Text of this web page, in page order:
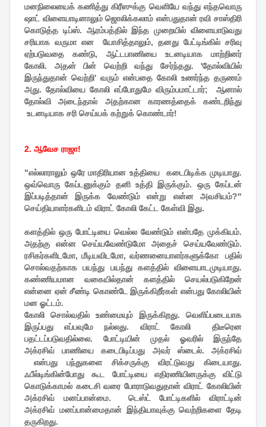
மனநிலையைக் கணித்து கிரீஸுக்கு வெளியே வந்து எந்தவொரு
ஷாட் விளையாடினாலும் ஜொலிக்கலாம் என்பதுதான் ரவி சாஸ்திரி
கொடுத்த டிப்ஸ். ஆரம்பத்தில் இந்த முறையில் விளையாடுவது
சரியாக வருமா என யோசித்தாலும், தனது பேட்டிங்கில் சரிவு
ஏற்படுவதை கண்டு, ஆட்டபாணியை உடனடியாக மாற்றினர்
கோலி. அதன் பின் வெற்றி வந்து சேர்ந்தது. 'தோல்வியில்
இருந்துதான் வெற்றி' வரும் என்பதை கோலி உணர்ந்த தருணம்
அது. தோல்வியை கோலி எப்போதுமே விரும்பமாட்டார்; ஆனால்
தோல்வி அடைந்தால் அதற்கான காரணத்தைக் கண்டறிந்து
உடனடியாக சரி செய்யக் கற்றுக் கொண்டார்!
2. ஆவேச ராஜா!
"எல்லாராலும் ஒரே மாதிரியான உத்தியை கடைபிடிக்க முடியாது.
ஒவ்வொரு கேப்டனுக்கும் தனி உத்தி இருக்கும். ஒரு கேப்டன்
இப்படித்தான் இருக்க வேண்டும் என்று என்ன அவசியம்?"
செய்தியாளர்களிடம் விராட் கோலி கேட்ட கேள்வி இது.
களத்தில் ஒரு போட்டியை வெல்ல வேண்டும் என்பதே முக்கியம்.
அதற்கு என்ன செய்யவேண்டுமோ அதைச் செய்யவேண்டும்.
ரசிகர்களிடமோ, மீடியவிடமோ, வர்ணனையாளர்களுக்கோ பதில்
சொல்வதற்காக பயந்து பயந்து களத்தில் விளையாடமுடியாது.
கண்ணியமான வகையில்தான் களத்தில் செயல்படுகிறேன்
என்னை ஏன் சீண்டி கொண்டே இருக்கிறீர்கள் என்பது கோலியின்
மன ஓட்டம்.
கோலி சொல்வதில் உண்மையும் இருக்கிறது. வெளிப்படையாக
இருப்பது எப்பவுமே நல்லது. விராட் கோலி திடீரென
பதட்டப்படுவதில்லை. போட்டியின் முதல் ஓவரில் இருந்தே
அக்ரசிவ் பாணியை கடைபிடிப்பது அவர் ஸ்டைல். அக்ரசிவ்
என்பது பந்துகளை சிக்சருக்கு விரட்டுவது கிடையாது.
ஃபீல்டிங்கின்போது கூட போட்டியை எதிரணியினருக்கு விட்டு
கொடுக்காமல் கடைசி வரை போராடுவதுதான் விராட் கோலியின்
அக்ரசிவ் மனப்பான்மை. டெஸ்ட் போட்டிகளில் விராட்டின்
அக்ரசிவ் மனப்பான்மைதான் இந்தியாவுக்கு வெற்றிகளை தேடி
தருகிறது.